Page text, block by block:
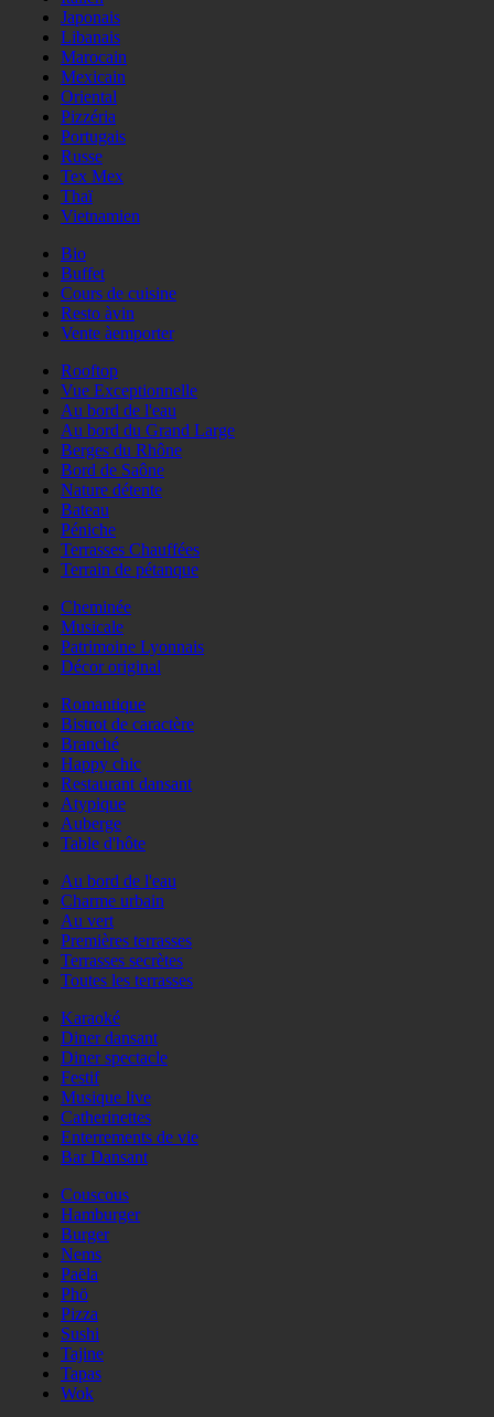
Japonais
Libanais
Marocain
Mexicain
Oriental
Pizzéria
Portugais
Russe
Tex Mex
Thaï
Vietnamien
Bio
Buffet
Cours de cuisine
Resto àvin
Vente àemporter
Rooftop
Vue Exceptionnelle
Au bord de l'eau
Au bord du Grand Large
Berges du Rhône
Bord de Saône
Nature détente
Bateau
Péniche
Terrasses Chauffées
Terrain de pétanque
Cheminée
Musicale
Patrimoine Lyonnais
Décor original
Romantique
Bistrot de caractère
Branché
Happy chic
Restaurant dansant
Atypique
Auberge
Table d'hôte
Au bord de l'eau
Charme urbain
Au vert
Premières terrasses
Terrasses secrètes
Toutes les terrasses
Karaoké
Diner dansant
Diner spectacle
Festif
Musique live
Catherinettes
Enterrements de vie
Bar Dansant
Couscous
Hamburger
Burger
Nems
Paëla
Phö
Pizza
Sushi
Tajine
Tapas
Wok